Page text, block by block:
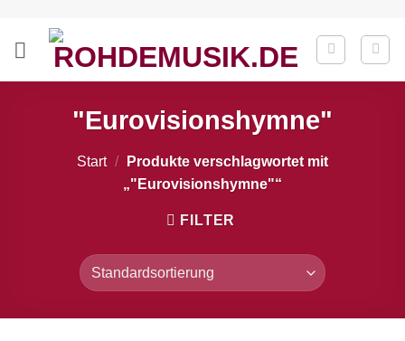
springen
"Eurovisionshymne"
Start /
Produkte verschlagwortet mit
„"Eurovisionshymne"“
FILTER